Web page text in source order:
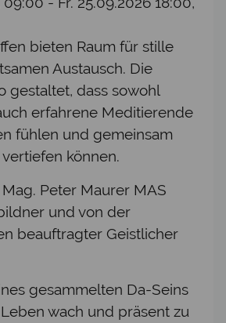
bieten Raum für stille
Austausch. Die
gestaltet, dass sowohl
erfahrene Meditierende
fühlen und gemeinsam
können.
Peter Maurer MAS
und von der
beauftragter Geistlicher
gesammelten Da-Seins
wach und präsent zu